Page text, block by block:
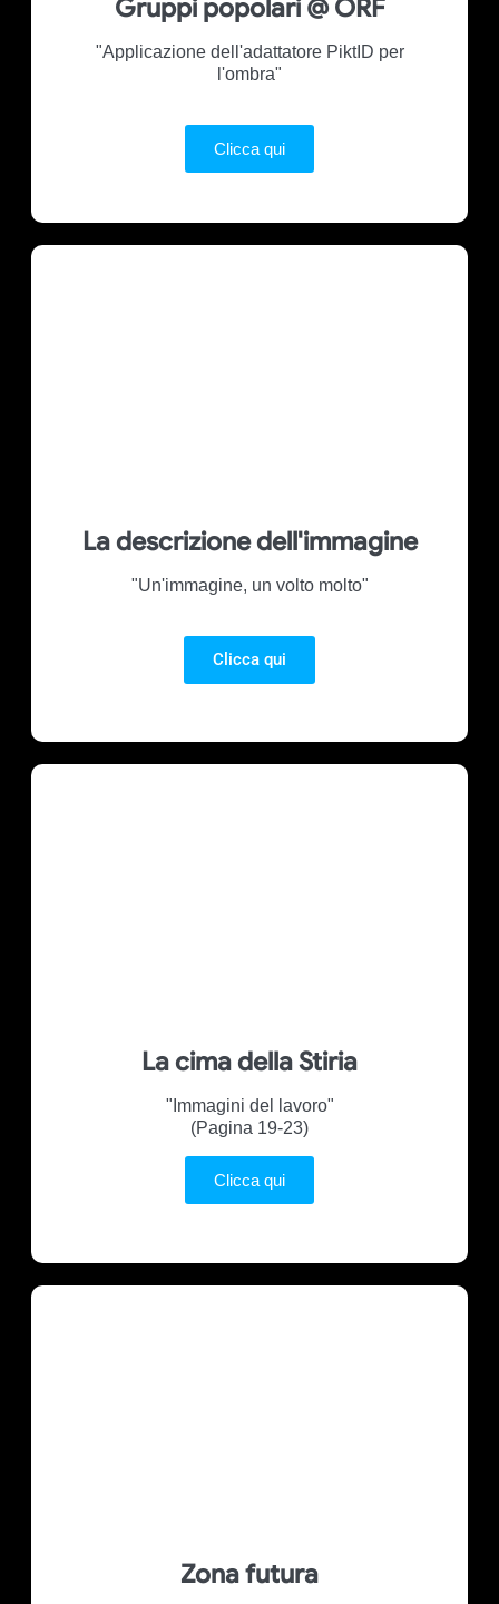
Gruppi popolari @ ORF
"Applicazione dell'adattatore PiktID per
l'ombra"
Clicca qui
La descrizione dell'immagine
"Un'immagine, un volto molto"
Clicca qui
La cima della Stiria
"Immagini del lavoro"
(Pagina 19-23)
Clicca qui
Zona futura